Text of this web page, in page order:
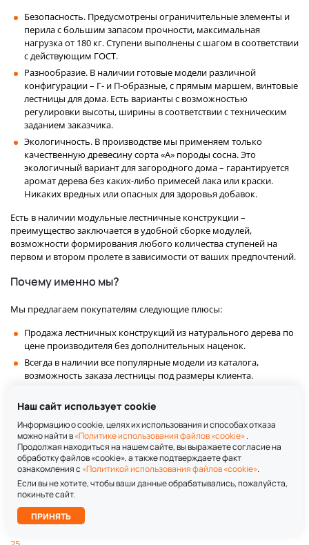
Безопасность. Предусмотрены ограничительные элементы и
перила с большим запасом прочности, максимальная
нагрузка от 180 кг. Ступени выполнены с шагом в соответствии
с действующим ГОСТ.
Разнообразие. В наличии готовые модели различной
конфигурации – Г- и П-образные, с прямым маршем, винтовые
лестницы для дома. Есть варианты с возможностью
регулировки высоты, ширины в соответствии с техническим
заданием заказчика.
Экологичность. В производстве мы применяем только
качественную древесину сорта «А» породы сосна. Это
экологичный вариант для загородного дома – гарантируется
аромат дерева без каких-либо примесей лака или краски.
Никаких вредных или опасных для здоровья добавок.
Есть в наличии модульные лестничные конструкции –
преимущество заключается в удобной сборке модулей,
возможности формирования любого количества ступеней на
первом и втором пролете в зависимости от ваших предпочтений.
Почему именно мы?
Мы предлагаем покупателям следующие плюсы:
Продажа лестничных конструкций из натурального дерева по
цене производителя без дополнительных наценок.
Всегда в наличии все популярные модели из каталога,
возможность заказа лестницы под размеры клиента.
оптовиков, а также дизайнеров и всех, кто профессионально
Также предлагаем ознакомиться с металлическими и
деревяннымилестницами для дачи, предложениями для оптовых
клиентов, дизайнеров и специалистов в области ремонта частных
домов.
Для уточнения информации по наличию, стоимости и
конфигурации лестниц для частного дома, оформлению заказа
Наш сайт использует cookie
Информацию о cookie, целях их использования и способах отказа
можно найти в«Политике использования файлов «cookie».
Продолжая находиться на нашем сайте, вы выражаете согласие на
обработку файлов «cookie», а также подтверждаете факт
ознакомления с «Политикой использования файлов «cookie».
Если вы не хотите, чтобы ваши данные обрабатывались, пожалуйста,
покиньте сайт.
ПРИНЯТЬ
Подобрать
лестницу